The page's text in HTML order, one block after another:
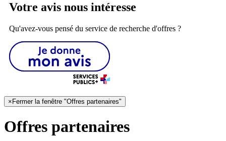
Votre avis nous intéresse
Qu'avez-vous pensé du service de recherche d'offres ?
× Fermer la fenêtre "Offres partenaires"
Offres partenaires